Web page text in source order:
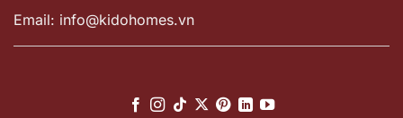
Email: info@kidohomes.vn